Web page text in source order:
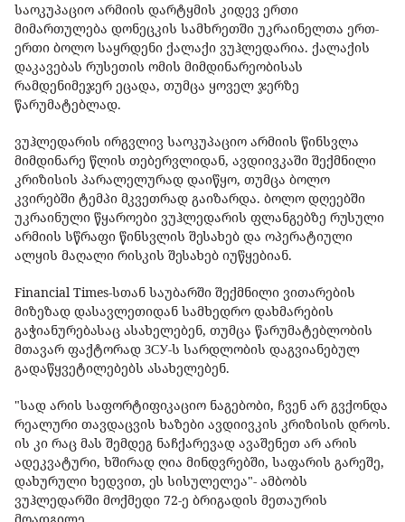
საოკუპაციო არმიის დარტყმის კიდევ ერთი
მიმართულება დონეცკის სამხრეთში უკრაინელთა ერთ-
ერთი ბოლო საყრდენი ქალაქი ვუჰლედარია. ქალაქის
დაკავებას რუსეთის ომის მიმდინარეობისას
რამდენიმეჯერ ეცადა, თუმცა ყოველ ჯერზე
წარუმატებლად.
ვუჰლედარის ირგვლივ საოკუპაციო არმიის წინსვლა
მიმდინარე წლის თებერვლიდან, ავდიივკაში შექმნილი
კრიზისის პარალელურად დაიწყო, თუმცა ბოლო
კვირებში ტემპი მკვეთრად გაიზარდა. ბოლო დღეებში
უკრაინული წყაროები ვუჰლედარის ფლანგებზე რუსული
არმიის სწრაფი წინსვლის შესახებ და ოპერატიული
ალყის მაღალი რისკის შესახებ იუწყებიან.
Financial Times-სთან საუბარში შექმნილი ვითარების
მიზეზად დასავლეთიდან სამხედრო დახმარების
გაჭიანურებასაც ასახელებენ, თუმცა წარუმატებლობის
მთავარ ფაქტორად ЗСУ-ს სარდლობის დაგვიანებულ
გადაწყვეტილებებს ასახელებენ.
"სად არის საფორტიფიკაციო ნაგებობი, ჩვენ არ გვქონდა
რეალური თავდაცვის ხაზები ავდიივკის კრიზისის დროს.
ის კი რაც მას შემდეგ ნაჩქარევად ავაშენეთ არ არის
ადეკვატური, ხშირად ღია მინდვრებში, საფარის გარეშე,
დახურული ხედვით, ეს სისულელეა"- ამბობს
ვუჰლედარში მოქმედი 72-ე ბრიგადის მეთაურის